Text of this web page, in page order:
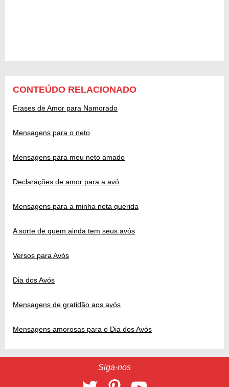
CONTEÚDO RELACIONADO
Frases de Amor para Namorado
Mensagens para o neto
Mensagens para meu neto amado
Declarações de amor para a avó
Mensagens para a minha neta querida
A sorte de quem ainda tem seus avós
Versos para Avós
Dia dos Avós
Mensagens de gratidão aos avós
Mensagens amorosas para o Dia dos Avós
Siga-nos